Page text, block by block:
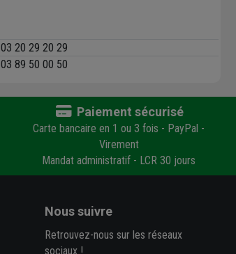
03 20 29 20 29
03 89 50 00 50
Paiement sécurisé
Carte bancaire en 1 ou 3 fois - PayPal -
Virement
Mandat administratif - LCR 30 jours
Nous suivre
Retrouvez-nous sur les réseaux
sociaux !